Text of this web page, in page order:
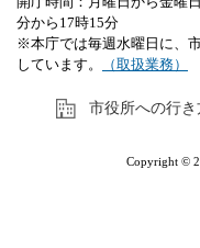
分から17時15分
※本庁では毎週水曜日に、
しています。
（取扱業務）
市役所への行き
Copyright ©